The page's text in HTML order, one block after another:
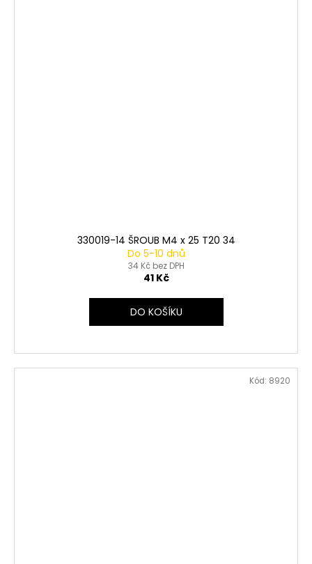
330019-14 ŠROUB M4 x 25 T20 34
Do 5-10 dnů
34 Kč bez DPH
41 Kč
DO KOŠÍKU
Kód: 8920